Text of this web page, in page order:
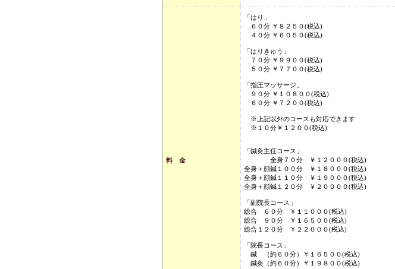
料 金
「はり」
６０分 ￥８２５０(税込)
４０分 ￥６０５０(税込)
「はりきゅう」
７０分 ￥９９００(税込)
５０分 ￥７７００(税込)
「指圧マッサージ」
９０分 ￥１０８００(税込)
６０分 ￥７２００(税込)
※上記以外のコースも対応できます
※１０分￥１２００(税込)
「鍼灸主任コース」
全身７０分 ￥１２０００(税込)
全身＋顔鍼１００分 ￥１８０００(税込)
全身＋顔鍼１１０分 ￥１９０００(税込)
全身＋顔鍼１２０分 ￥２００００(税込)
「副院長コース」
総合 ６０分 ￥１１０００(税込)
総合 ９０分 ￥１６５００(税込)
総合１２０分 ￥２２０００(税込)
「院長コース」
鍼 （約６０分）￥１６５００(税込)
鍼灸（約６０分）￥１９８００(税込)